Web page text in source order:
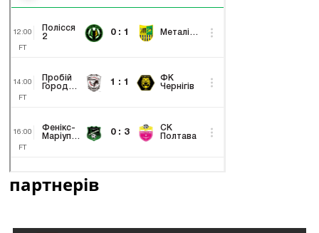
партнерів